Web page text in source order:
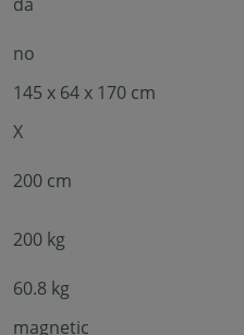
no
145 x 64 x 170 cm
X
200 cm
200 kg
60.8 kg
magnetic